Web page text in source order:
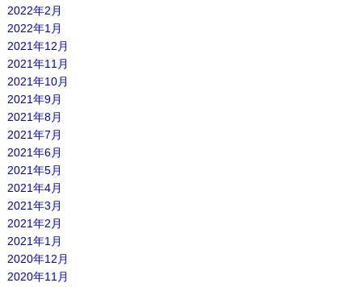
2022年2月
2022年1月
2021年12月
2021年11月
2021年10月
2021年9月
2021年8月
2021年7月
2021年6月
2021年5月
2021年4月
2021年3月
2021年2月
2021年1月
2020年12月
2020年11月